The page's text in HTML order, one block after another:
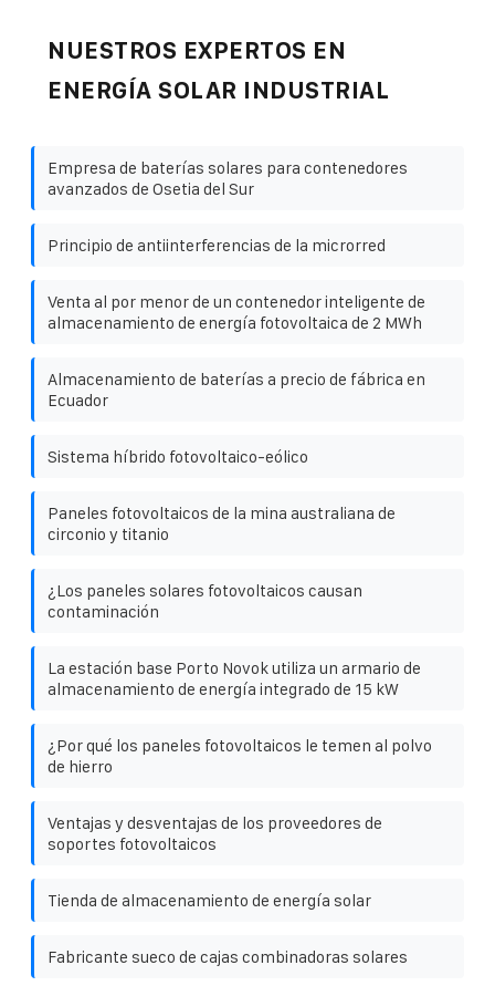
NUESTROS EXPERTOS EN
ENERGÍA SOLAR INDUSTRIAL
Empresa de baterías solares para contenedores
avanzados de Osetia del Sur
Principio de antiinterferencias de la microrred
Venta al por menor de un contenedor inteligente de
almacenamiento de energía fotovoltaica de 2 MWh
Almacenamiento de baterías a precio de fábrica en
Ecuador
Sistema híbrido fotovoltaico-eólico
Paneles fotovoltaicos de la mina australiana de
circonio y titanio
¿Los paneles solares fotovoltaicos causan
contaminación
La estación base Porto Novok utiliza un armario de
almacenamiento de energía integrado de 15 kW
¿Por qué los paneles fotovoltaicos le temen al polvo
de hierro
Ventajas y desventajas de los proveedores de
soportes fotovoltaicos
Tienda de almacenamiento de energía solar
Fabricante sueco de cajas combinadoras solares